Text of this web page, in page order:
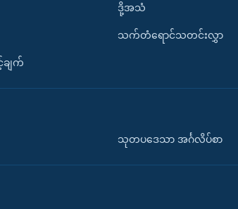
ချက်
ဒို့အသံ
သက်တံရောင်သတင်းလွှာ
သုတပဒေသာ အင်္ဂလိပ်စာ